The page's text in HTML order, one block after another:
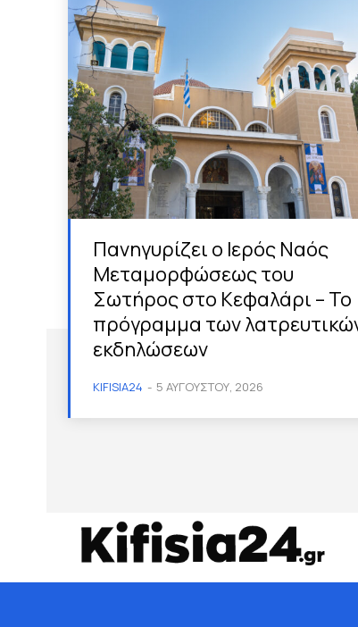
Πανηγυρίζει ο Ιερός Ναός
Μεταμορφώσεως του
Σωτήρος στο Κεφαλάρι – Το
πρόγραμμα των
εκδηλώσεων
KIFISIA24 - 5 ΑΥΓΟΎΣΤΟΥ, 2026